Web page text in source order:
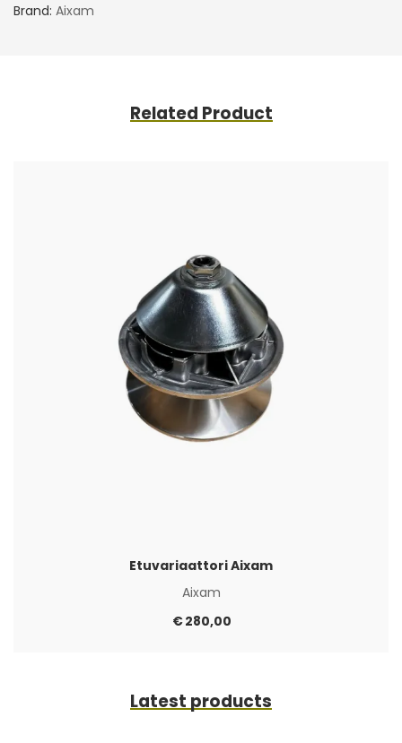
Brand: Aixam
Related Product
Etuvariaattori Aixam
Aixam
€280,00
Latest products